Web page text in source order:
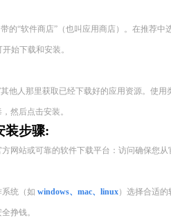
的“软件商店”（也叫应用商店）。在推荐
始下载和安装。
他人那里获取已经下载好的应用资源。使
然后点击安装。
装步骤:
网站或可靠的软件下载平台：访问确保您
统（如 windows、mac、linux）选择合适
挣钱。